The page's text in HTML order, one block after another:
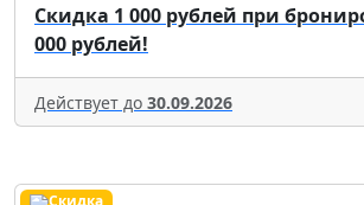
Скидка 1 000 рублей при
000 рублей!
Действует до 30.09.2026